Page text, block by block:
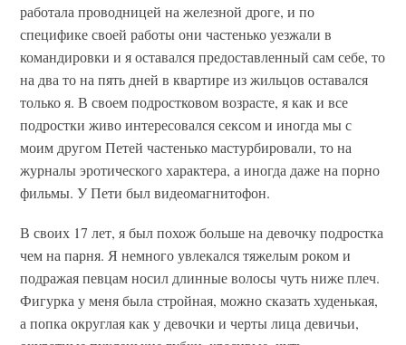
работала проводницей на железной дроге, и по
специфике своей работы они частенько уезжали в
командировки и я оставался предоставленный сам себе, то
на два то на пять дней в квартире из жильцов оставался
только я. В своем подростковом возрасте, я как и все
подростки живо интересовался сексом и иногда мы с
моим другом Петей частенько мастурбировали, то на
журналы эротического характера, а иногда даже на порно
фильмы. У Пети был видеомагнитофон.
В своих 17 лет, я был похож больше на девочку подростка
чем на парня. Я немного увлекался тяжелым роком и
подражая певцам носил длинные волосы чуть ниже плеч.
Фигурка у меня была стройная, можно сказать худенькая,
а попка округлая как у девочки и черты лица девичьи,